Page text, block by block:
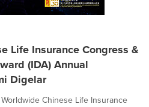
Life Insurance Congress &
(IDA) Annual
Digelar
Chinese Life Insurance